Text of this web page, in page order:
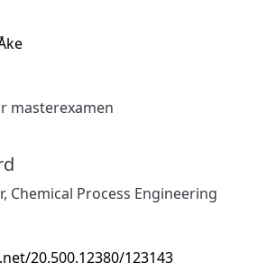
masterexamen
, Chemical Process Engineering
20.500.12380/123143